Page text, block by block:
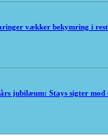
vækker bekymring i
jubilæum: Stays sigter mod